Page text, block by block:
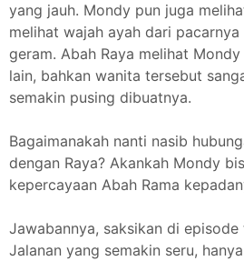
yang jauh. Mondy pun juga
melihat wajah ayah dari
geram. Abah Raya melihat
lain, bahkan wanita tersebut
semakin pusing dibuatnya.
Bagaimanakah nanti nasib
dengan Raya? Akankah Mondy
kepercayaan Abah Rama
Jawabannya, saksikan di
Jalanan yang semakin seru,